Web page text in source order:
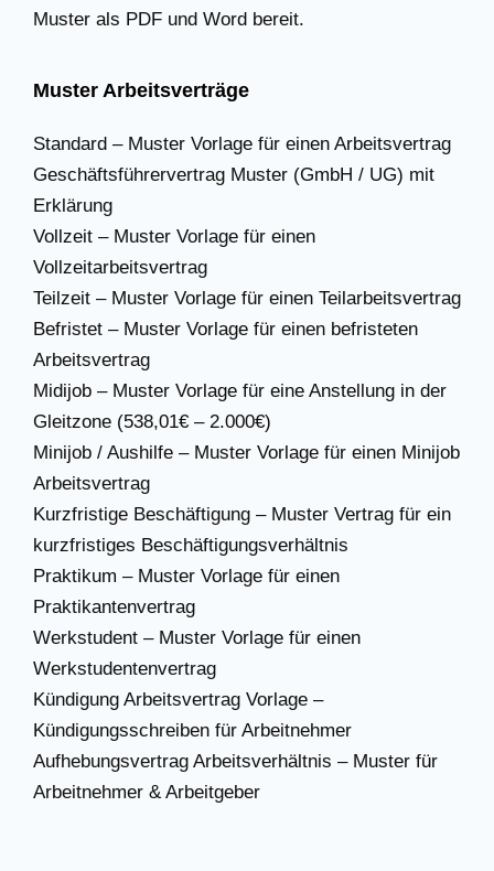
Muster als PDF und Word bereit.
Muster Arbeitsverträge
Standard – Muster Vorlage für einen Arbeitsvertrag
Geschäftsführervertrag Muster (GmbH / UG) mit
Erklärung
Vollzeit – Muster Vorlage für einen
Vollzeitarbeitsvertrag
Teilzeit – Muster Vorlage für einen Teilarbeitsvertrag
Befristet – Muster Vorlage für einen befristeten
Arbeitsvertrag
Midijob – Muster Vorlage für eine Anstellung in der
Gleitzone (538,01€ – 2.000€)
Minijob / Aushilfe – Muster Vorlage für einen Minijob
Arbeitsvertrag
Kurzfristige Beschäftigung – Muster Vertrag für ein
kurzfristiges Beschäftigungsverhältnis
Praktikum – Muster Vorlage für einen
Praktikantenvertrag
Werkstudent – Muster Vorlage für einen
Werkstudentenvertrag
Kündigung Arbeitsvertrag Vorlage –
Kündigungsschreiben für Arbeitnehmer
Aufhebungsvertrag Arbeitsverhältnis – Muster für
Arbeitnehmer & Arbeitgeber